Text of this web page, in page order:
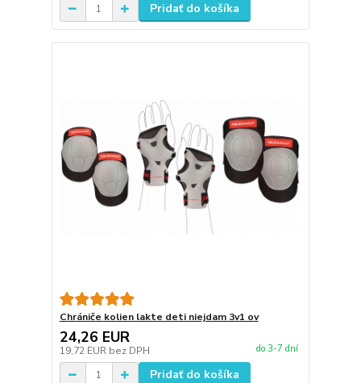
Pridať do košíka
Chrániče kolien lakte deti niejdam 3v1 ov
24,26 EUR
19,72 EUR bez DPH do 3-7 dní
Pridať do košíka